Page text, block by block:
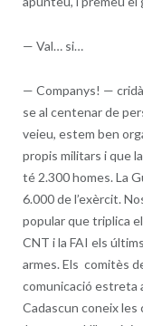
— Val… si…
— Companys! —
se al centenar de
veieu, estem ben
propis militars i que
té 2.300 homes. La
6.000 de l’exèrcit.
popular que triplica
CNT i la FAI els
armes. Els comitès
comunicació estreta
Cadascun coneix les